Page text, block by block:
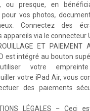
ou presque, en
pour vos photos,
Connectez des
appareils via le connecteur
ET PAIEMENT
est intégré au bouton
votre
votre iPad Air, vous
des paiements
LÉGALES – Ceci